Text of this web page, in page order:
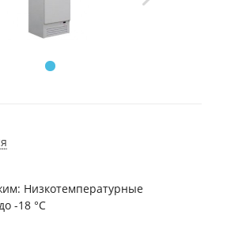
Низкотемпературные
-18 °С